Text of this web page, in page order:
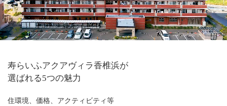
寿らいふアクアヴィラ香椎浜が
選ばれる5つの魅力
住環境、価格、アクティビティ等